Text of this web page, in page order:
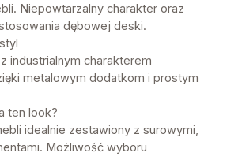
Niepowtarzalny charakter oraz
dębowej deski.
industrialnym charakterem
metalowym dodatkom i prostym
ten look?
idealnie zestawiony z surowymi,
Możliwość wyboru